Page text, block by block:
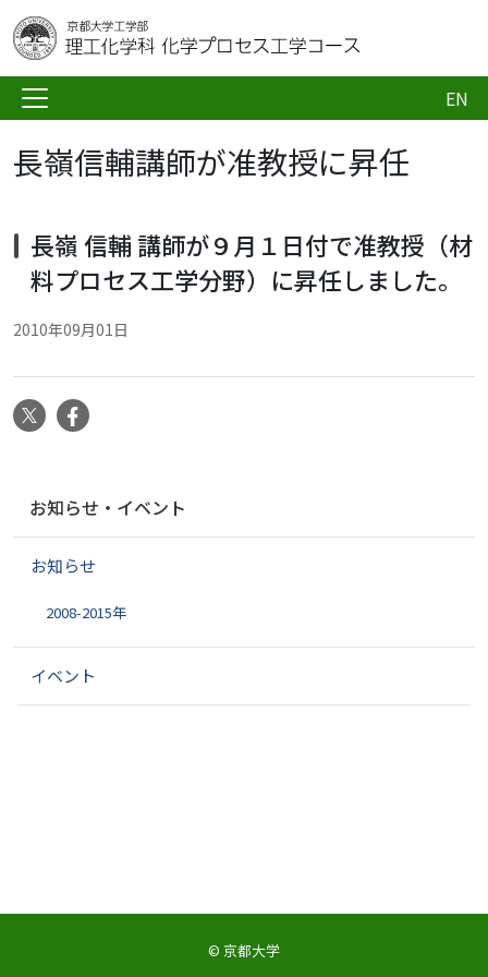
EN
長嶺信輔講師が准教授に昇任
長嶺 信輔 講師が９月１日付で准教授（材
料プロセス工学分野）に昇任しました。
2010年09月01日
X
ゲ
ン
お知らせ・イベント
お知らせ
2008-2015年
イベント
© 京都大学